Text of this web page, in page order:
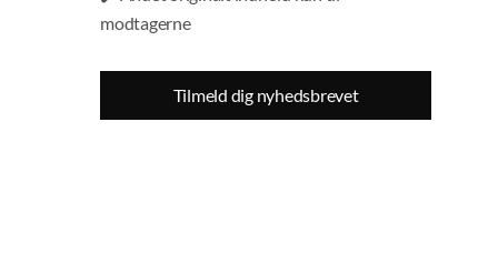
du går ind i den diskussion på X, har du allerede nu
læsestof til flere dage.
Du kan se billedet her:
modtagerne
Tilmeld dig nyhedsbrevet